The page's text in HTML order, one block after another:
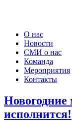
О нас
Новости
СМИ о нас
Команда
Мероприятия
Контакты
исполнится!